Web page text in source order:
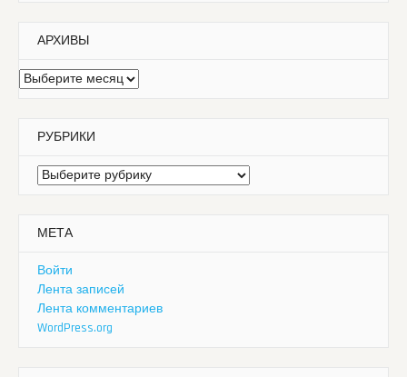
АРХИВЫ
Архивы
РУБРИКИ
Рубрики
МЕТА
Войти
Лента записей
Лента комментариев
WordPress.org